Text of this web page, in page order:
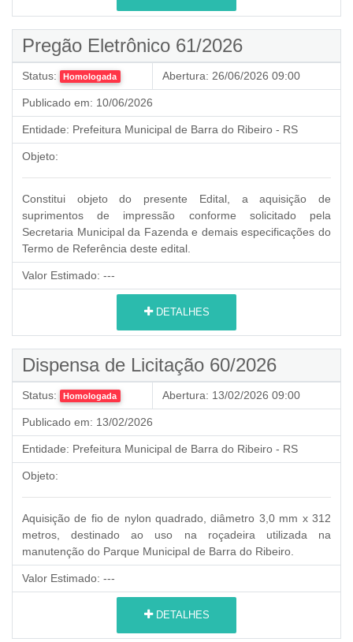
Pregão Eletrônico 61/2026
Status: Homologada Abertura: 26/06/2026 09:00
Publicado em: 10/06/2026
Entidade: Prefeitura Municipal de Barra do Ribeiro - RS
Objeto:
Constitui objeto do presente Edital, a aquisição de
suprimentos de impressão conforme solicitado pela
Secretaria Municipal da Fazenda e demais especificações do
Termo de Referência deste edital.
Valor Estimado: ---
DETALHES
Dispensa de Licitação 60/2026
Status: Homologada Abertura: 13/02/2026 09:00
Publicado em: 13/02/2026
Entidade: Prefeitura Municipal de Barra do Ribeiro - RS
Objeto:
Aquisição de fio de nylon quadrado, diâmetro 3,0 mm x 312
metros, destinado ao uso na roçadeira utilizada na
manutenção do Parque Municipal de Barra do Ribeiro.
Valor Estimado: ---
DETALHES